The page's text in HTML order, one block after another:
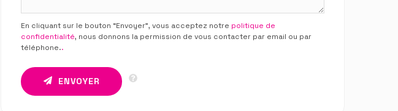
En cliquant sur le bouton “Envoyer”, vous acceptez notre politique de
confidentialité, nous donnons la permission de vous contacter par email ou par
téléphone..
ENVOYER